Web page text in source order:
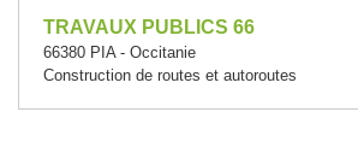
TRAVAUX PUBLICS 66
66380 PIA - Occitanie
Construction de routes et autoroutes